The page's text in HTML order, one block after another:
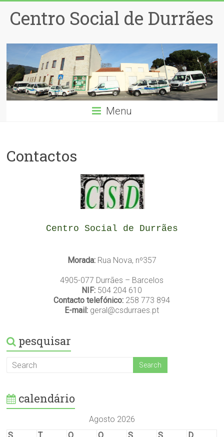
Centro Social de Durrães
Menu
Contactos
Centro Social de Durrães
Morada:Rua Nova, nº357
4905-077 Durrães – Barcelos
NIF: 504 204 610
Contacto telefónico: 258 773 894
E-mail: geral@csdurraes.pt
pesquisar
calendário
Agosto 2026